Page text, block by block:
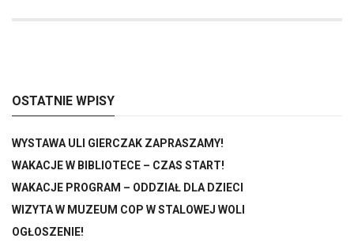
OSTATNIE WPISY
WYSTAWA ULI GIERCZAK ZAPRASZAMY!
WAKACJE W BIBLIOTECE – CZAS START!
WAKACJE PROGRAM – ODDZIAŁ DLA DZIECI
WIZYTA W MUZEUM COP W STALOWEJ WOLI
OGŁOSZENIE!